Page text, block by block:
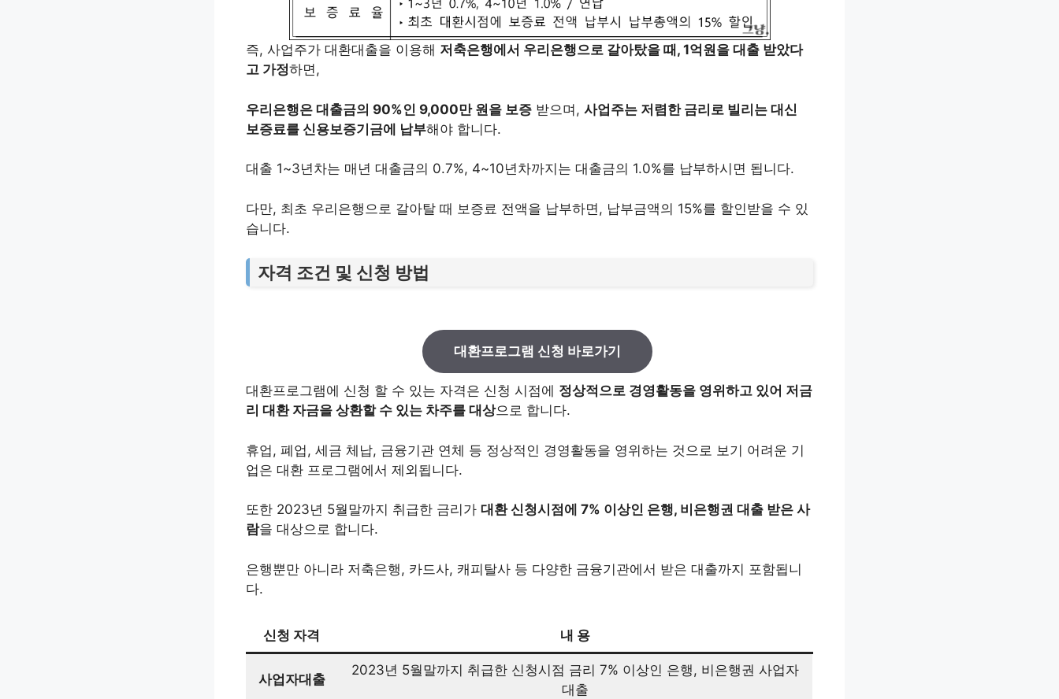
즉, 사업주가 대환대출을 이용해 저축은행에서 우리은행으로 갈아탔을 때, 1억원을 대출 받았다
고 가정하면,
우리은행은 대출금의 90%인 9,000만 원을 보증 받으며, 사업주는 저렴한 금리로 빌리는 대신
보증료를 신용보증기금에 납부해야 합니다.
대출 1~3년차는 매년 대출금의 0.7%, 4~10년차까지는 대출금의 1.0%를 납부하시면 됩니다.
다만, 최초 우리은행으로 갈아탈 때 보증료 전액을 납부하면, 납부금액의 15%를 할인받을 수 있
습니다.
자격 조건 및 신청 방법
대환프로그램 신청 바로가기
대환프로그램에 신청 할 수 있는 자격은 신청 시점에 정상적으로 경영활동을 영위하고 있어 저금
리 대환 자금을 상환할 수 있는 차주를 대상으로 합니다.
휴업, 폐업, 세금 체납, 금융기관 연체 등 정상적인 경영활동을 영위하는 것으로 보기 어려운 기
업은 대환 프로그램에서 제외됩니다.
또한 2023년 5월말까지 취급한 금리가 대환 신청시점에 7% 이상인 은행, 비은행권 대출 받은 사
람을 대상으로 합니다.
은행뿐만 아니라 저축은행, 카드사, 캐피탈사 등 다양한 금융기관에서 받은 대출까지 포함됩니
다.
신청 자격 내 용
사업자대출
2023년 5월말까지 취급한 신청시점 금리 7% 이상인 은행, 비은행권 사업자
대출